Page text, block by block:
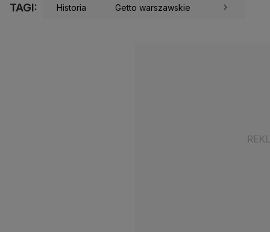
TAGI: Historia Getto warszawskie